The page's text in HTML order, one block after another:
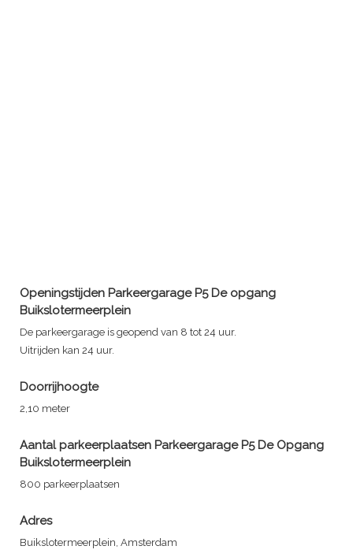
Openingstijden Parkeergarage P5 De opgang
Buikslotermeerplein
De parkeergarage is geopend van 8 tot 24 uur.
Uitrijden kan 24 uur.
Doorrijhoogte
2,10 meter
Aantal parkeerplaatsen Parkeergarage P5 De Opgang
Buikslotermeerplein
800 parkeerplaatsen
Adres
Buikslotermeerplein, Amsterdam